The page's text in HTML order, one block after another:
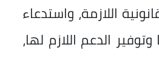
اللازمة، واستدعاء
الدعم اللازم لها،